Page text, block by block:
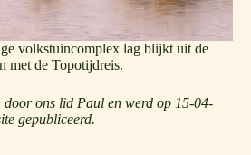
volkstuincomplex lag blijkt uit de
met de Topotijdreis.
door ons lid Paul en werd op 15-04-
gepubliceerd.